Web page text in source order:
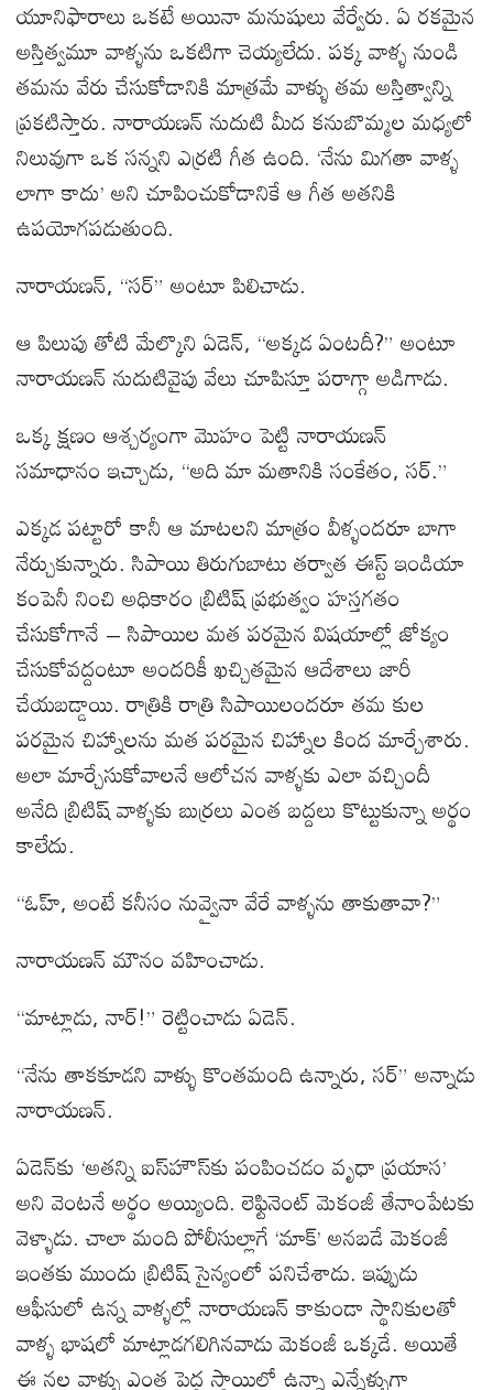
యూనిఫారాలు ఒకటే అయినా మనుషులు వేర్వేరు. ఏ రకమైన
అస్తిత్వమూ వాళ్ళను ఒకటిగా చెయ్యలేదు. పక్క వాళ్ళ నుండి
తమను వేరు చేసుకోడానికి మాత్రమే వాళ్ళు తమ అస్తిత్వాన్ని
ప్రకటిస్తారు. నారాయణన్ నుదుటి మీద కనుబొమ్మల మధ్యలో
నిలువుగా ఒక సన్నని ఎర్రటి గీత ఉంది. ‘నేను మిగతా వాళ్ళ
లాగా కాదు’ అని చూపించుకోడానికే ఆ గీత అతనికి
ఉపయోగపడుతుంది.
నారాయణన్, “సర్” అంటూ పిలిచాడు.
ఆ పిలుపు తోటి మేల్కొని ఏడెన్, “అక్కడ ఏంటదీ?” అంటూ
నారాయణన్ నుదుటివైపు వేలు చూపిస్తూ పరాగ్గా అడిగాడు.
ఒక్క క్షణం ఆశ్చర్యంగా మొహం పెట్టి నారాయణన్
సమాధానం ఇచ్చాడు, “అది మా మతానికి సంకేతం, సర్.”
ఎక్కడ పట్టారో కానీ ఆ మాటలని మాత్రం వీళ్ళందరూ బాగా
నేర్చుకున్నారు. సిపాయి తిరుగుబాటు తర్వాత ఈస్ట్ ఇండియా
కంపెనీ నించి అధికారం బ్రిటిష్ ప్రభుత్వం హస్తగతం
చేసుకోగానే – సిపాయిల మత పరమైన విషయాల్లో జోక్యం
చేసుకోవద్దంటూ అందరికీ ఖచ్చితమైన ఆదేశాలు జారీ
చేయబడ్డాయి. రాత్రికి రాత్రి సిపాయిలందరూ తమ కుల
పరమైన చిహ్నాలను మత పరమైన చిహ్నాల కింద మార్చేశారు.
అలా మార్చేసుకోవాలనే ఆలోచన వాళ్ళకు ఎలా వచ్చిందీ
అనేది బ్రిటిష్ వాళ్ళకు బుర్రలు ఎంత బద్దలు కొట్టుకున్నా అర్థం
కాలేదు.
“ఓహ్, అంటే కనీసం నువ్వైనా వేరే వాళ్ళను తాకుతావా?”
నారాయణన్ మౌనం వహించాడు.
“మాట్లాడు, నార్!” రెట్టించాడు ఏడెన్.
“నేను తాకకూడని వాళ్ళు కొంతమంది ఉన్నారు, సర్” అన్నాడు
నారాయణన్.
ఏడెన్‌కు ‘అతన్ని ఐస్‌హౌస్‌‌కు పంపించడం వృధా ప్రయాస’
అని వెంటనే అర్థం అయ్యింది. లెఫ్టినెంట్ మెకంజీ తేనాంపేటకు
వెళ్ళాడు. చాలా మంది పోలీసుల్లాగే ‘మాక్’ అనబడే మెకంజీ
ఇంతకు ముందు బ్రిటిష్ సైన్యంలో పనిచేశాడు. ఇప్పుడు
ఆఫీసులో ఉన్న వాళ్ళల్లో నారాయణన్ కాకుండా స్థానికులతో
వాళ్ళ భాషలో మాట్లాడగలిగినవాడు మెకంజీ ఒక్కడే. అయితే
ఈ నల్ల వాళ్ళు ఎంత పెద్ద స్థాయిలో ఉన్నా ఎన్నేళ్ళుగా